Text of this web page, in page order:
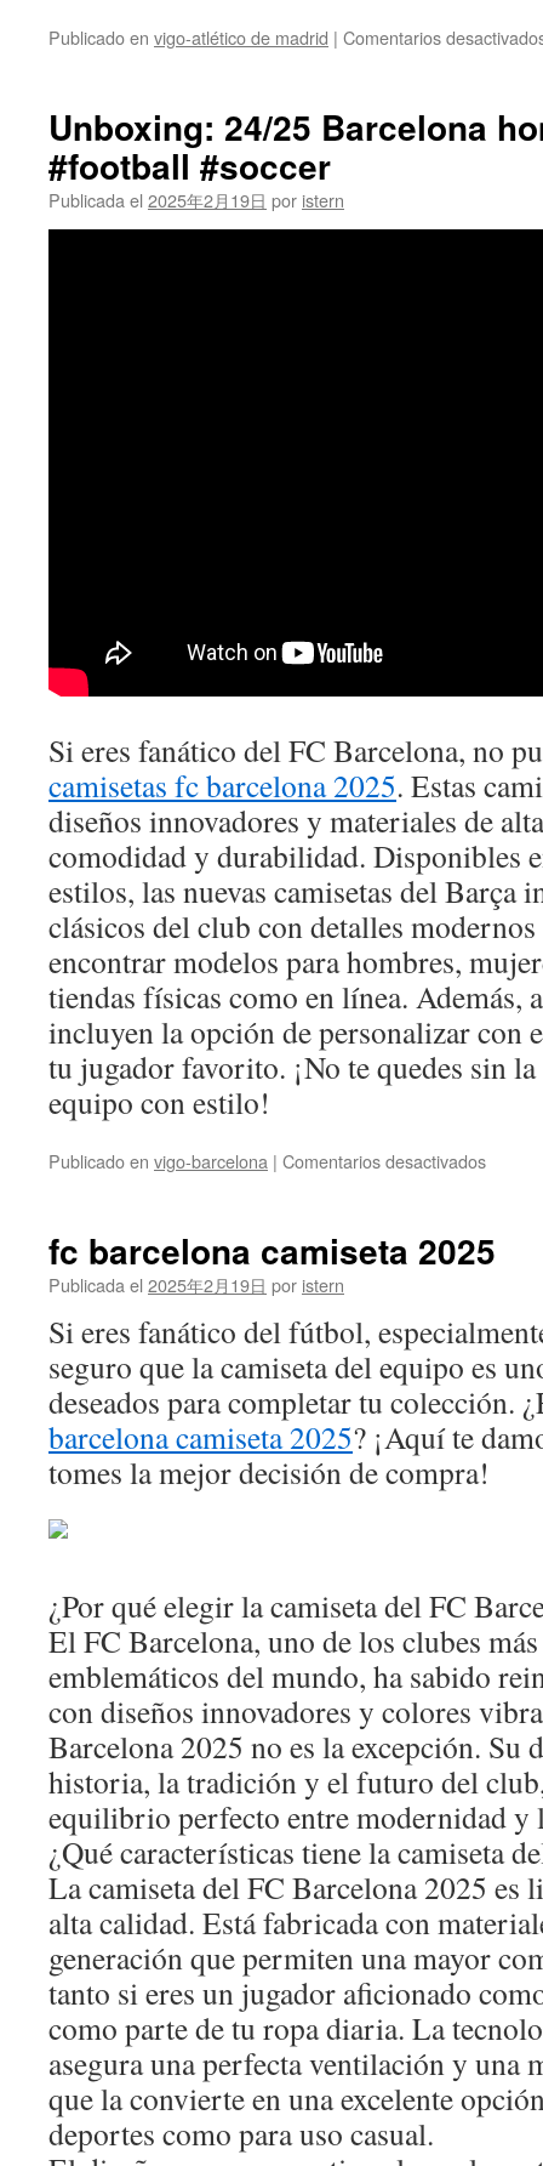
Publicado en vigo-atlético de madrid | Comentarios
Unboxing: 24/25 Barcelona
#football #soccer
Publicada el 2025年2月19日 por istern
Si eres fanático del FC Barcelona, no
camisetas fc barcelona 2025. Estas
diseños innovadores y materiales de
comodidad y durabilidad. Disponibles
estilos, las nuevas camisetas del Barça
clásicos del club con detalles
encontrar modelos para hombres,
tiendas físicas como en línea. Además,
incluyen la opción de personalizar con
tu jugador favorito. ¡No te quedes sin
equipo con estilo!
Publicado en vigo-barcelona | Comentarios desactivadosen
home
fc barcelona camiseta 2025
Publicada el 2025年2月19日 por istern
Si eres fanático del fútbol,
seguro que la camiseta del equipo es
deseados para completar tu colección.
barcelona camiseta 2025? ¡Aquí te
tomes la mejor decisión de compra!
¿Por qué elegir la camiseta del FC
El FC Barcelona, uno de los clubes
emblemáticos del mundo, ha sabido
con diseños innovadores y colores
Barcelona 2025 no es la excepción. Su
historia, la tradición y el futuro del
equilibrio perfecto entre modernidad y
¿Qué características tiene la camiseta
La camiseta del FC Barcelona 2025 es
alta calidad. Está fabricada con
generación que permiten una mayor
tanto si eres un jugador aficionado
como parte de tu ropa diaria. La
asegura una perfecta ventilación y una
que la convierte en una excelente
deportes como para uso casual.